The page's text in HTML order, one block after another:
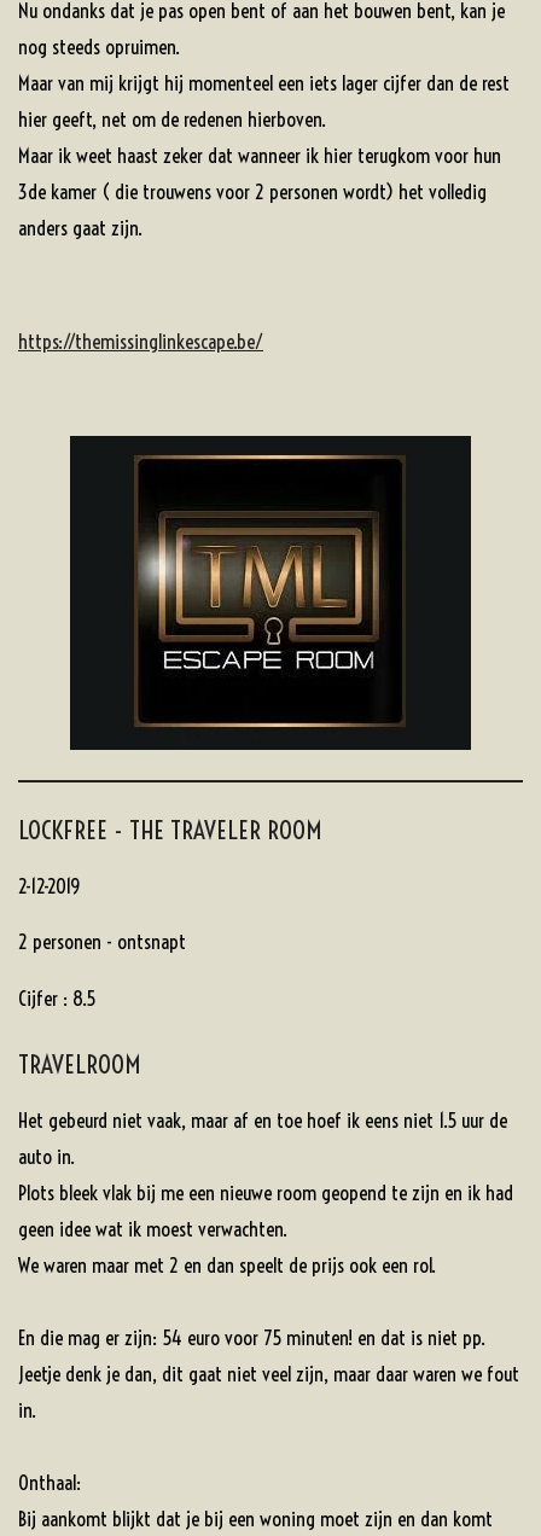
Nu ondanks dat je pas open bent of aan het bouwen bent, kan je
nog steeds opruimen.
Maar van mij krijgt hij momenteel een iets lager cijfer dan de rest
hier geeft, net om de redenen hierboven.
Maar ik weet haast zeker dat wanneer ik hier terugkom voor hun
3de kamer ( die trouwens voor 2 personen wordt) het volledig
anders gaat zijn.
https://themissinglinkescape.be/
LOCKFREE - THE TRAVELER ROOM
2-12-2019
2 personen - ontsnapt
Cijfer : 8.5
TRAVELROOM
Het gebeurd niet vaak, maar af en toe hoef ik eens niet 1.5 uur de
auto in.
Plots bleek vlak bij me een nieuwe room geopend te zijn en ik had
geen idee wat ik moest verwachten.
We waren maar met 2 en dan speelt de prijs ook een rol.
En die mag er zijn: 54 euro voor 75 minuten! en dat is niet pp.
Jeetje denk je dan, dit gaat niet veel zijn, maar daar waren we fout
in.
Onthaal:
Bij aankomt blijkt dat je bij een woning moet zijn en dan komt